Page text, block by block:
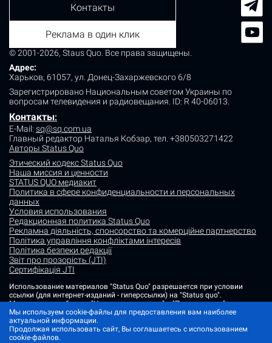
© 2001-2026, Staus Quo. Все права защищены.
Адрес:
Харьков, 61057, ул. Донец-Захаржевского 6/8
Зарегистрировано Национальным советом Украины по
вопросам телевидения и радиовещания. ID: R 40-06013.
Контакты:
E-Mail: sq@sq.com.ua
Главный редактор Наталья Кобзар, тел. +380503271422
Авторы Status Quo
Этический кодекс Status Quo
Наша миссия и ценности
STATUS QUO медиакит
Политика в сфере конфиденциальности и персональных
данных
Условия использования
Редакционная политика Status Quo
Рекламна діяльність, спонсорство та комерційне партнерство
Політика управління конфліктами інтересів
Політика безпеки редакції
Звіт про прозорість (JTI)
Сертифікація JTI
Контакты
Реклама в один клик
Использование материалов "Status Quo" разрешается при условии
ссылки (для интернет-изданий - гиперссылки) на "Status quo".
Материалы в рубриках "Новости партнеров" и "Пресс-релизы"
размещаются на правах рекламы или в рамках некоммерческого
партнерства.
Изображения, содержащие метку "Status Quo" или не содержащие
Мы используем cookie-файлы для предоставления вам наиболее
актуальной информации.
Продолжая использовать сайт, Вы соглашаетесь с использованием
cookie-файлов.